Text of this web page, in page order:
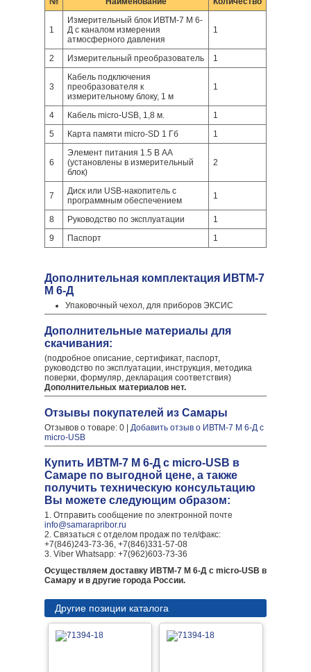
1
Измерительный блок ИВТМ-7 М 6-
Д с каналом измерения
атмосферного давления
1
2 Измерительный преобразователь 1
3
Кабель подключения
преобразователя к
измерительному блоку, 1 м
1
4 Кабель micro-USB, 1,8 м.
1
5
Карта памяти micro-SD 1 Гб 1
6
Элемент питания 1.5 В АА
(установлены в измерительный
блок)
2
7
Диск или USB-накопитель с
программным обеспечением
1
8 Руководство по эксплуатации
1
9
Паспорт 1
Дополнительная комплектация ИВТМ-7
М 6-Д
Упаковочный чехол, для приборов ЭКСИС
Дополнительные материалы для
скачивания:
(подробное описание, сертификат, паспорт,
руководство по эксплуатации, инструкция, методика
поверки, формуляр, декларация соответствия)
Дополнительных материалов нет.
Отзывы покупателей из Самары
Отзывов о товаре: 0 | Добавить отзыв о ИВТМ-7 М 6-Д c
micro-USB
Купить ИВТМ-7 М 6-Д c micro-USB в
Самаре по выгодной цене, а также
получить техническую консультацию
Вы можете следующим образом:
1. Отправить сообщение по электронной почте
info@samarapribor.ru
2. Связаться с отделом продаж по тел/факс:
+7(846)243-73-36, +7(846)331-57-08
3. Viber Whatsapp: +7(962)603-73-36
Осуществляем доставку ИВТМ-7 М 6-Д c micro-USB в
Самару и в другие города России.
Другие позиции каталога